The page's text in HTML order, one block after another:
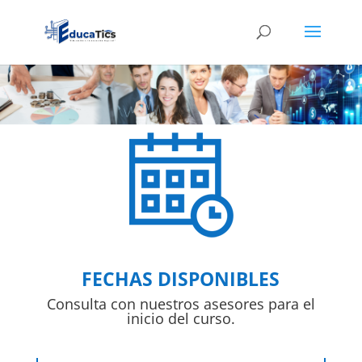
FECHAS DISPONIBLES
Consulta con nuestros asesores para el
inicio del curso.